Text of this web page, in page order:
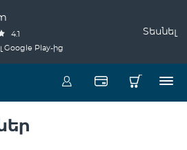
4.1
Google Play-ից
Տեսնել